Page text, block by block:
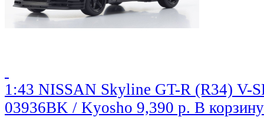
1:43 NISSAN Skyline GT-R (R34) V-
03936BK / Kyosho 9,390 р. В корзину